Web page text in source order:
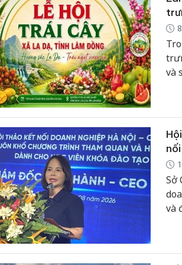
và
Sở
và